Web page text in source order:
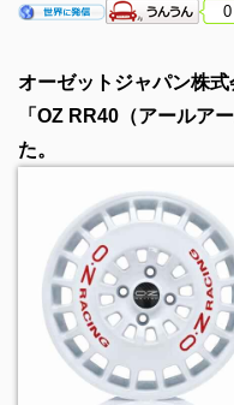
0
オーゼットジャパン株
「OZ RR40（アールア
た。